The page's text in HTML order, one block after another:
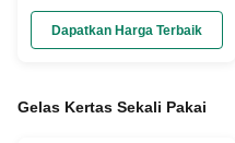
Biodegradable
Dapatkan Harga Terbaik
Gelas Kertas Sekali Pakai